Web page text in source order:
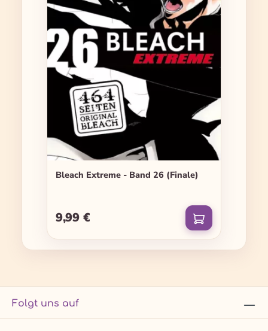
Bleach Extreme - Band 26 (Finale)
Regulärer Preis:
9,99 €
Folgt uns auf